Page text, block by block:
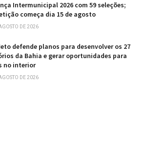
Intermunicipal 2026 com 59 seleções;
começa dia 15 de agosto
DE 2026
defende planos para desenvolver os 27
da Bahia e gerar oportunidades para
no interior
DE 2026